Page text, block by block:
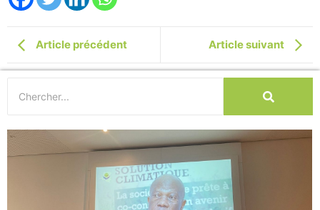
Article précédent Article suivant